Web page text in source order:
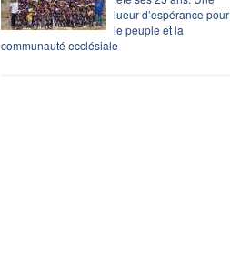
lueur d’espérance pour
le peuple et la
communauté ecclésiale